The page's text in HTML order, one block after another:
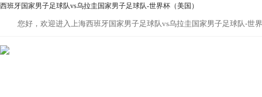
西班牙国家男子足球队vs乌拉圭国家男子足球队-世界杯（美国）
您好，欢迎进入上海西班牙国家男子足球队vs乌拉圭国家男子足球队-世